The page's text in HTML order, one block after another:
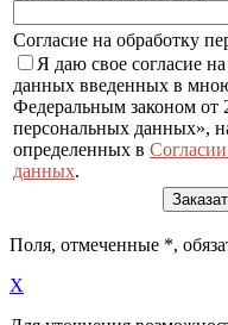
Согласие на обработку
Я даю свое согласие
данных введенных в
Федеральным законом
персональных данных»,
определенных в
данных.
Поля, отмеченные *,
X